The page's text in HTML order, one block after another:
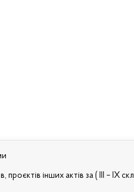
проєктів інших актів за ( III – IX